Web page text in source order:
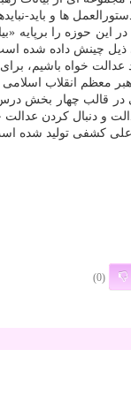
ها و باید-
حوزه را برپایه
ذیل چینش داده
عدالت خواه باشیم،
معظم انقلاب
قالب چهار بخش درس
و دنبال كردن
انقلاب اسلامی آن را
(0)